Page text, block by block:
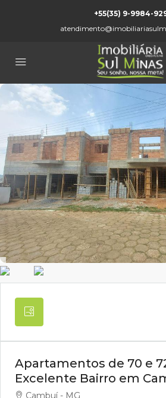
+55(35) 9-9984-
Apartamentos de 70 e
Excelente Bairro em
Cambuí - MG